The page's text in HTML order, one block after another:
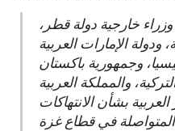
خارجية دولة قطر،
ودولة الإمارات العربية
وجمهورية باكستان
والمملكة العربية
بشأن الانتهاكات
المتواصلة في قطاع غزة